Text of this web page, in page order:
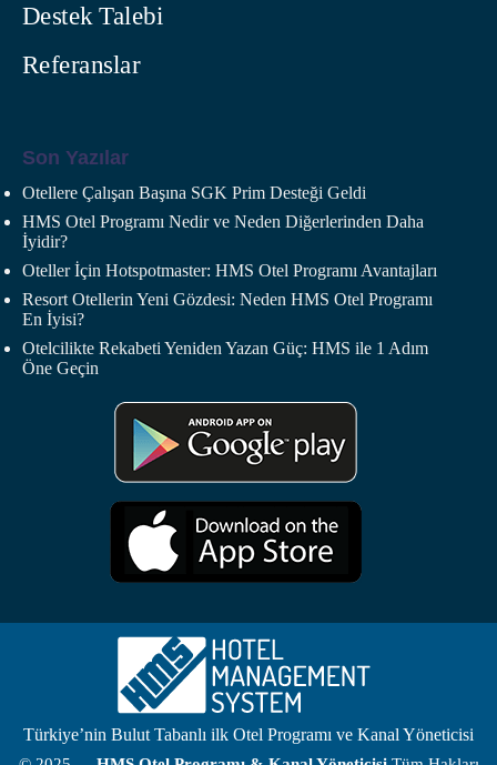
Destek Talebi
Referanslar
Son Yazılar
Otellere Çalışan Başına SGK Prim Desteği Geldi
HMS Otel Programı Nedir ve Neden Diğerlerinden Daha
İyidir?
Oteller İçin Hotspotmaster: HMS Otel Programı Avantajları
Resort Otellerin Yeni Gözdesi: Neden HMS Otel Programı
En İyisi?
Otelcilikte Rekabeti Yeniden Yazan Güç: HMS ile 1 Adım
Öne Geçin
Türkiye’nin Bulut Tabanlı ilk Otel Programı ve Kanal Yöneticisi